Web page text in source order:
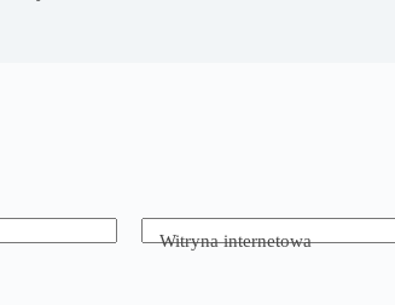
Witryna internetowa